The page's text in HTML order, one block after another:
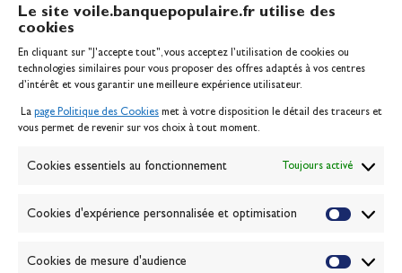
Le site voile.banquepopulaire.fr utilise des
cookies
En cliquant sur "J'accepte tout", vous acceptez l’utilisation de cookies ou
technologies similaires pour vous proposer des offres adaptés à vos centres
d’intérêt et vous garantir une meilleure expérience utilisateur.
La page Politique des Cookies met à votre disposition le détail des traceurs et
vous permet de revenir sur vos choix à tout moment.
Cookies essentiels au fonctionnement Toujours activé
Cookies d'expérience personnalisée et optimisation
Cookies de mesure d'audience
Inscription serveur média
Contact
Politique des cookies
Banque de la voile
Passion Voile TV